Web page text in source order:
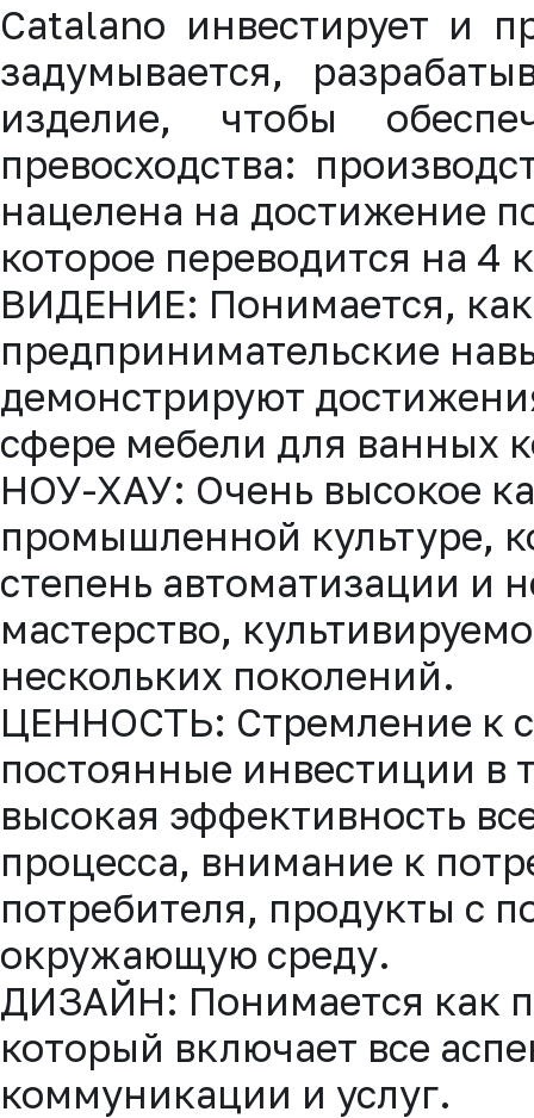
Catalano инвестирует и
задумывается,
изделие, чтобы
превосходства:
нацелена на достижение
которое переводится на 4
ВИДЕНИЕ: Понимается,
предпринимательские
демонстрируют
сфере мебели для ванных
НОУ-ХАУ: Очень высокое
промышленной культуре,
степень автоматизации и
мастерство,
нескольких поколений.
ЦЕННОСТЬ: Стремление к
постоянные инвестиции в
высокая эффективность
процесса, внимание к
потребителя, продукты с
окружающую среду.
ДИЗАЙН: Понимается как
который включает все
коммуникации и услуг.